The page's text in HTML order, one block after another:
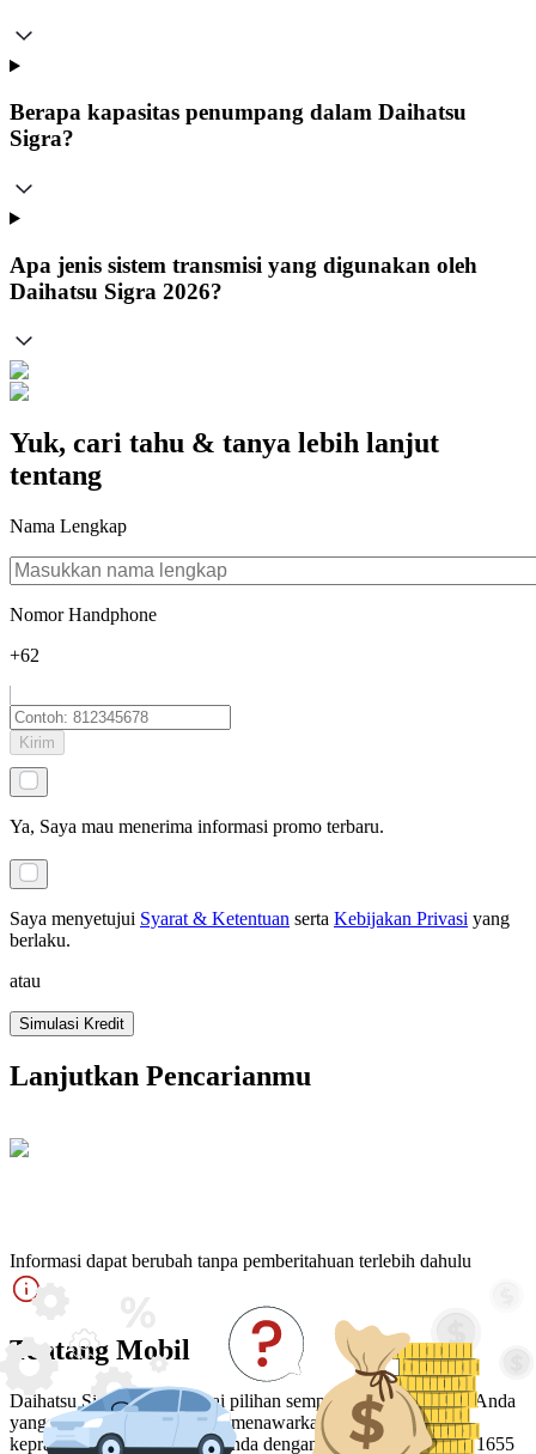
Berapa kapasitas penumpang dalam Daihatsu
Sigra?
Apa jenis sistem transmisi yang digunakan oleh
Daihatsu Sigra 2026?
Yuk, cari tahu & tanya lebih lanjut
tentang
Nama Lengkap
Nomor Handphone
+62
Kirim
Ya, Saya mau menerima informasi promo terbaru.
Saya menyetujui Syarat & Ketentuan serta Kebijakan Privasi yang
berlaku.
atau
Simulasi Kredit
Lanjutkan Pencarianmu
Informasi dapat berubah tanpa pemberitahuan terlebih dahulu
Tentang Mobil
Daihatsu Sigra hadir sebagai pilihan sempurna bagi Keluarga Anda
yang mencari 7 Seater MPV, menawarkan kenyamanan dan
kepraktisan untuk keluarga Anda dengan dimensi 4110 mm x 1655